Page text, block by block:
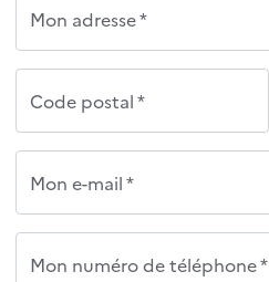
Mon adresse *
Code postal *
Mon e-mail *
Mon numéro de téléphone *